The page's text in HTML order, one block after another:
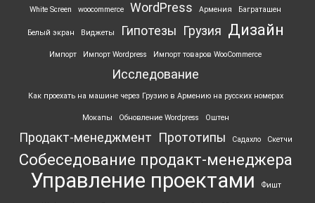
White Screen woocommerce WordPress Армения Баграташен
Белый экран Виджеты Гипотезы Грузия Дизайн
Импорт Импорт Wordpress Импорт товаров WooCommerce
Исследование
Как проехать на машине через Грузию в Армению на русских номерах
Мокапы Обновление Wordpress Оштен
Продакт-менеджмент Прототипы Садахло Скетчи
Собеседование продакт-менеджера
Управление проектами Фишт